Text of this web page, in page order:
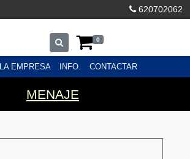
620702062
0
LA EMPRESA INFO. CONTACTAR
MENAJE